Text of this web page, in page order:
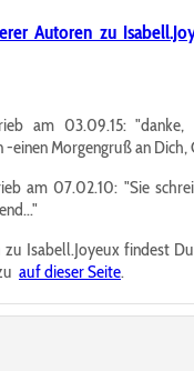
Autoren zu
am 03.09.15:
einen Morgengruß an Dich,
am 07.02.10: "Sie
zu Isabell.Joyeux findest
auf dieser Seite.